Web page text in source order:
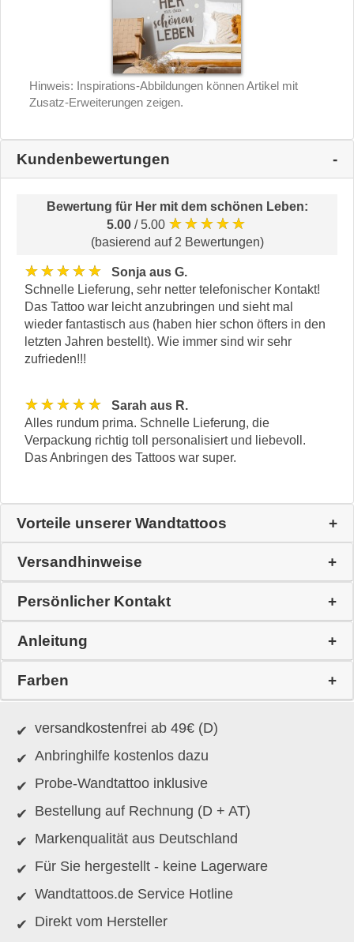
Hinweis: Inspirations-Abbildungen können Artikel mit
Zusatz-Erweiterungen zeigen.
Kundenbewertungen
Bewertung für Her mit dem schönen Leben:
5.00 / 5.00 ★★★★★
(basierend auf 2 Bewertungen)
★★★★★
Sonja aus G.
Schnelle Lieferung, sehr netter telefonischer Kontakt!
Das Tattoo war leicht anzubringen und sieht mal
wieder fantastisch aus (haben hier schon öfters in den
letzten Jahren bestellt). Wie immer sind wir sehr
zufrieden!!!
★★★★★
Sarah aus R.
Alles rundum prima. Schnelle Lieferung, die
Verpackung richtig toll personalisiert und liebevoll.
Das Anbringen des Tattoos war super.
Vorteile unserer Wandtattoos
Versandhinweise
Persönlicher Kontakt
Anleitung
Farben
versandkostenfrei ab 49€ (D)
Anbringhilfe kostenlos dazu
Probe-Wandtattoo inklusive
Bestellung auf Rechnung (D + AT)
Markenqualität aus Deutschland
Für Sie hergestellt - keine Lagerware
Wandtattoos.de Service Hotline
Direkt vom Hersteller